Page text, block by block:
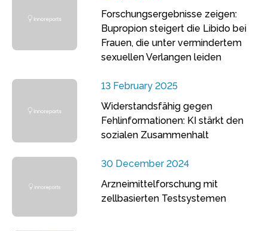
Forschungsergebnisse zeigen:
Bupropion steigert die Libido bei
Frauen, die unter vermindertem
sexuellen Verlangen leiden
13 February 2025
Widerstandsfähig gegen
Fehlinformationen: KI stärkt den
sozialen Zusammenhalt
30 December 2024
Arzneimittelforschung mit
zellbasierten Testsystemen